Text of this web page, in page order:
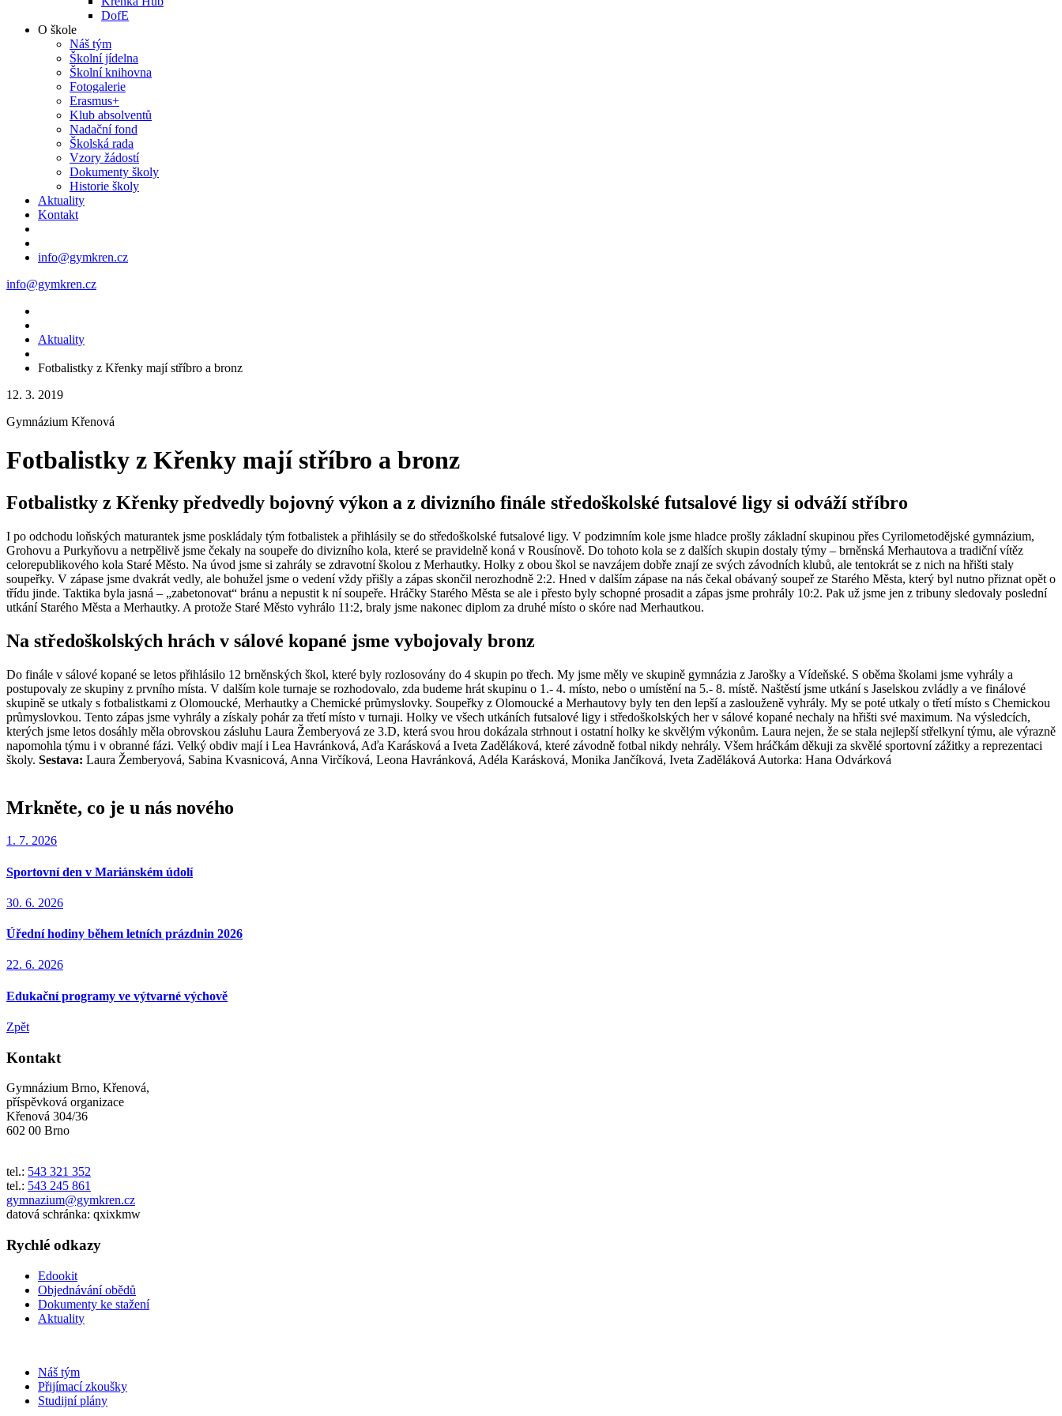
DofE
O škole
Náš tým
Školní jídelna
Školní knihovna
Fotogalerie
Erasmus+
Klub absolventů
Nadační fond
Školská rada
Vzory žádostí
Dokumenty školy
Historie školy
Aktuality
Kontakt
info@gymkren.cz
info@gymkren.cz
Aktuality
Fotbalistky z Křenky mají stříbro a bronz
12. 3. 2019
Gymnázium Křenová
Fotbalistky z Křenky mají stříbro a bronz
Fotbalistky z Křenky předvedly bojovný výkon a z divizního finále středoškolské futsalové ligy si odváží stříbro
I po odchodu loňských maturantek jsme poskládaly tým fotbalistek a přihlásily se do středoškolské futsalové ligy. V podzimním kole jsme hladce prošly základní skupinou přes Cyrilometodějské gymnázium,
Grohovu a Purkyňovu a netrpělivě jsme čekaly na soupeře do divizního kola, které se pravidelně koná v Rousínově. Do tohoto kola se z dalších skupin dostaly týmy – brněnská Merhautova a tradiční vítěz
celorepublikového kola Staré Město. Na úvod jsme si zahrály se zdravotní školou z Merhautky. Holky z obou škol se navzájem dobře znají ze svých závodních klubů, ale tentokrát se z nich na hřišti staly
soupeřky. V zápase jsme dvakrát vedly, ale bohužel jsme o vedení vždy přišly a zápas skončil nerozhodně 2:2. Hned v dalším zápase na nás čekal obávaný soupeř ze Starého Města, který byl nutno přiznat opět o
třídu jinde. Taktika byla jasná – „zabetonovat“ bránu a nepustit k ní soupeře. Hráčky Starého Města se ale i přesto byly schopné prosadit a zápas jsme prohrály 10:2. Pak už jsme jen z tribuny sledovaly poslední
utkání Starého Města a Merhautky. A protože Staré Město vyhrálo 11:2, braly jsme nakonec diplom za druhé místo o skóre nad Merhautkou.
Na středoškolských hrách v sálové kopané jsme vybojovaly bronz
Do finále v sálové kopané se letos přihlásilo 12 brněnských škol, které byly rozlosovány do 4 skupin po třech. My jsme měly ve skupině gymnázia z Jarošky a Vídeňské. S oběma školami jsme vyhrály a
postupovaly ze skupiny z prvního místa. V dalším kole turnaje se rozhodovalo, zda budeme hrát skupinu o 1.- 4. místo, nebo o umístění na 5.- 8. místě. Naštěstí jsme utkání s Jaselskou zvládly a ve finálové
skupině se utkaly s fotbalistkami z Olomoucké, Merhautky a Chemické průmyslovky. Soupeřky z Olomoucké a Merhautovy byly ten den lepší a zaslouženě vyhrály. My se poté utkaly o třetí místo s Chemickou
průmyslovkou. Tento zápas jsme vyhrály a získaly pohár za třetí místo v turnaji. Holky ve všech utkáních futsalové ligy i středoškolských her v sálové kopané nechaly na hřišti své maximum. Na výsledcích,
kterých jsme letos dosáhly měla obrovskou zásluhu Laura Žemberyová ze 3.D, která svou hrou dokázala strhnout i ostatní holky ke skvělým výkonům. Laura nejen, že se stala nejlepší střelkyní týmu, ale výrazně
napomohla týmu i v obranné fázi. Velký obdiv mají i Lea Havránková, Aďa Karásková a Iveta Zaděláková, které závodně fotbal nikdy nehrály. Všem hráčkám děkuji za skvělé sportovní zážitky a reprezentaci
školy. Sestava: Laura Žemberyová, Sabina Kvasnicová, Anna Virčíková, Leona Havránková, Adéla Karásková, Monika Jančíková, Iveta Zaděláková Autorka: Hana Odvárková
Mrkněte, co je u nás nového
1. 7. 2026
Sportovní den v Mariánském údolí
30. 6. 2026
Úřední hodiny během letních prázdnin 2026
22. 6. 2026
Edukační programy ve výtvarné výchově
Zpět
Kontakt
Gymnázium Brno, Křenová,
příspěvková organizace
Křenová 304/36
602 00 Brno
tel.: 543 321 352
tel.: 543 245 861
gymnazium@gymkren.cz
datová schránka: qxixkmw
Rychlé odkazy
Edookit
Objednávání obědů
Dokumenty ke stažení
Aktuality
Náš tým
Přijímací zkoušky
Studijní plány